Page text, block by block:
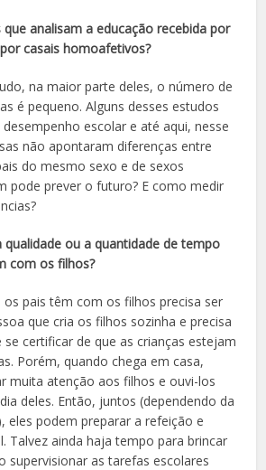
que analisam a educação recebida por
casais homoafetivos?
na maior parte deles, o número de
é pequeno. Alguns desses estudos
escolar e até aqui, nesse
não apontaram diferenças entre
do mesmo sexo e de sexos
pode prever o futuro? E como medir
qualidade ou a quantidade de tempo
com os filhos?
pais têm com os filhos precisa ser
que cria os filhos sozinha e precisa
certificar de que as crianças estejam
Porém, quando chega em casa,
muita atenção aos filhos e ouvi-los
deles. Então, juntos (dependendo da
eles podem preparar a refeição e
Talvez ainda haja tempo para brincar
supervisionar as tarefas escolares